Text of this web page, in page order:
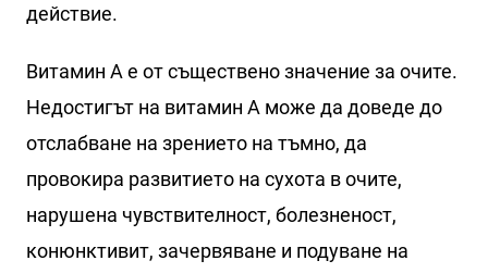
действие.
Витамин А е от съществено значение за очите.
Недостигът на витамин А може да доведе до
отслабване на зрението на тъмно, да
провокира развитието на сухота в очите,
нарушена чувствителност, болезненост,
конюнктивит, зачервяване и подуване на